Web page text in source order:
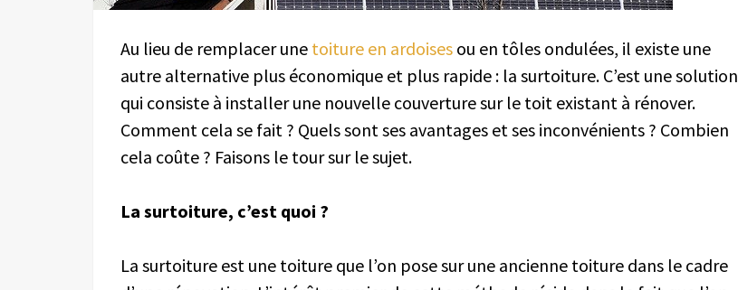
Au lieu de remplacer une toiture en ardoises ou en tôles ondulées, il existe une
autre alternative plus économique et plus rapide : la surtoiture. C’est une solution
qui consiste à installer une nouvelle couverture sur le toit existant à rénover.
Comment cela se fait ? Quels sont ses avantages et ses inconvénients ? Combien
cela coûte ? Faisons le tour sur le sujet.
La surtoiture, c’est quoi ?
La surtoiture est une toiture que l’on pose sur une ancienne toiture dans le cadre